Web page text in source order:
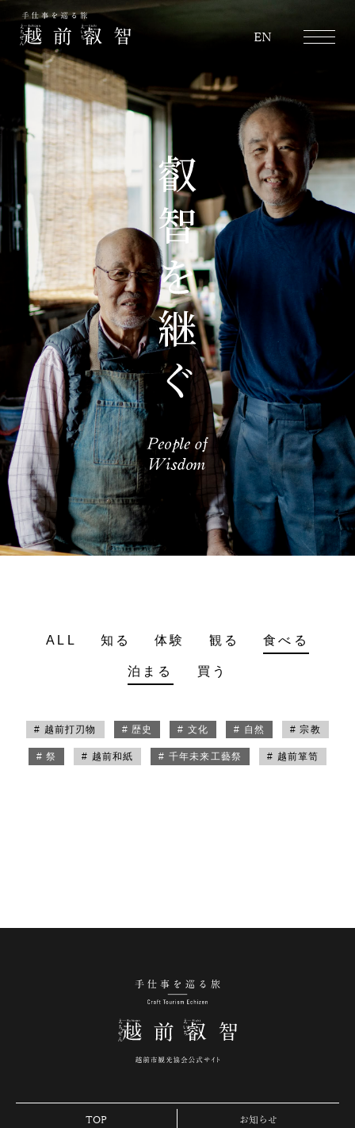
EN
ALL 知る 体験 観る 食べる
泊まる 買う
# 越前打刃物 # 歴史 # 文化 # 自然 # 宗教
# 祭 # 越前和紙 # 千年未来工藝祭 # 越前箪笥
TOP お知らせ